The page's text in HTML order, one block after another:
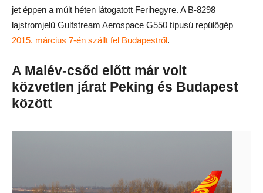
jet éppen a múlt héten látogatott Ferihegyre. A B-8298
lajstromjelű Gulfstream Aerospace G550 típusú repülőgép
2015. március 7-én szállt fel Budapestről.
A Malév-csőd előtt már volt
közvetlen járat Peking és Budapest
között